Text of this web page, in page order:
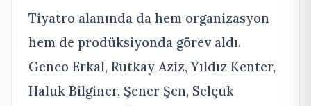
Tiyatro alanında da hem organizasyon
hem de prodüksiyonda görev aldı.
Genco Erkal, Rutkay Aziz, Yıldız Kenter,
Haluk Bilginer, Şener Şen, Selçuk